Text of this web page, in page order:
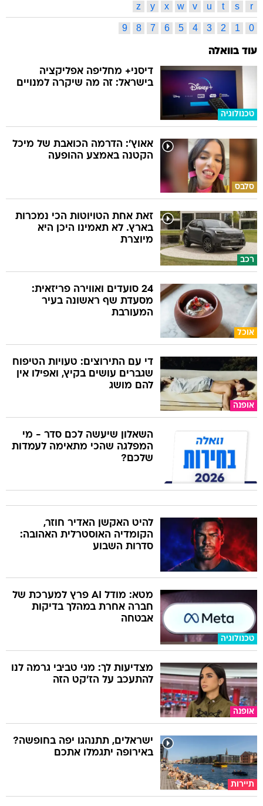
r
s
t
u
v
w
x
y
z
0
1
2
3
4
5
6
7
8
9
עוד בוואלה
טכנולוגיה
דיסני+ מחליפה אפליקציה
בישראל: זה מה שיקרה למנויים
סלבס
אאוץ': הדרמה הכואבת של מיכל
הקטנה באמצע ההופעה
רכב
זאת אחת הטויוטות הכי נמכרות
בארץ. לא תאמינו היכן היא
מיוצרת
אוכל
24 סועדים ואווירה פריזאית:
מסעדת שף ראשונה בעיר
המעורבת
אופנה
די עם התירוצים: טעויות הטיפוח
שגברים עושים בקיץ, ואפילו אין
להם מושג
השאלון שיעשה לכם סדר - מי
המפלגה שהכי מתאימה לעמדות
שלכם?
להיט האקשן האדיר חוזר,
הקומדיה האוסטרלית האהובה:
סדרות השבוע
טכנולוגיה
מטא: מודל AI פרץ למערכת של
חברה אחרת במהלך בדיקות
אבטחה
אופנה
מצדיעות לך: מגי טביבי גרמה לנו
להתעכב על הז'קט הזה
תיירות
ישראלים, תתנהגו יפה בחופשה?
באירופה יתגמלו אתכם